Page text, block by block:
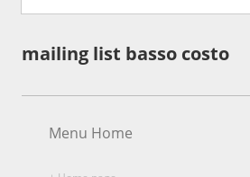
mailing list basso costo
Menu Home